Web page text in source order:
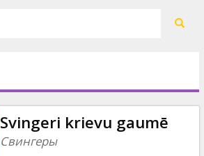
Svingeri krievu gaumē
Свингеры